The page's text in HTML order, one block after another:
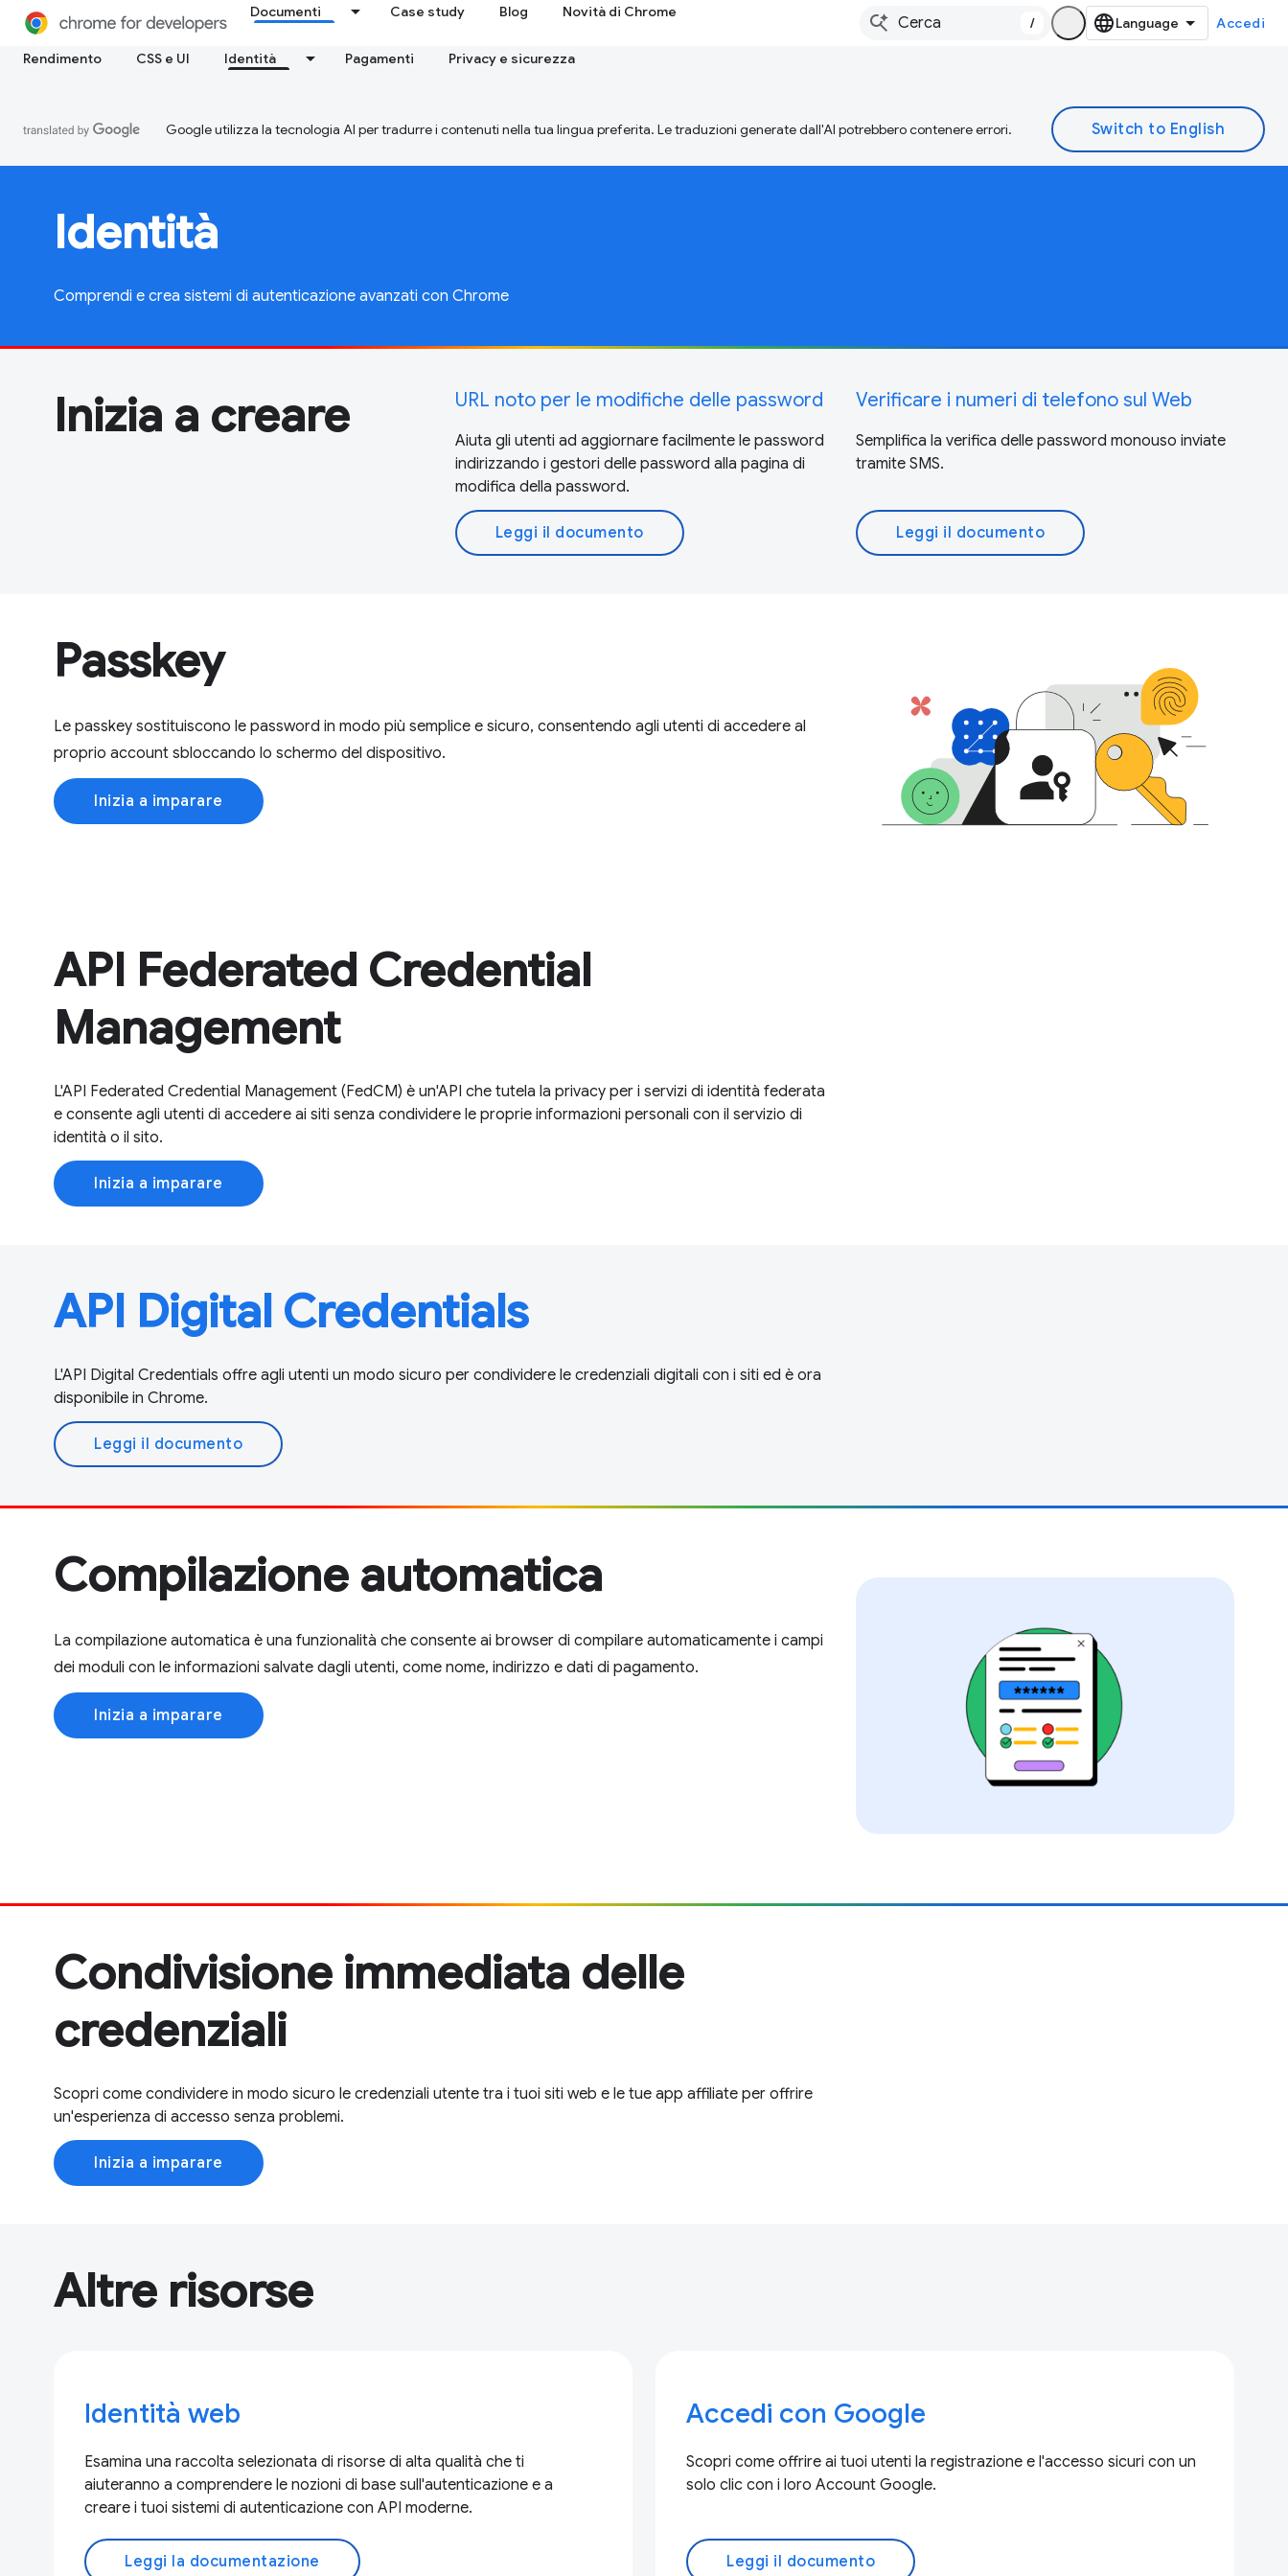
Documenti Case study Blog Novità di Chrome
/ Accedi
Rendimento CSS e UI Identità Pagamenti Privacy e sicurezza
Google utilizza la tecnologia AI per tradurre i contenuti nella tua lingua preferita. Le traduzioni generate dall'AI potrebbero contenere errori.
Identità
Comprendi e crea sistemi di autenticazione avanzati con Chrome
Inizia a creare URL noto per le modifiche delle password
Aiuta gli utenti ad aggiornare facilmente le password
indirizzando i gestori delle password alla pagina di
modifica della password.
Leggi il documento
Verificare i numeri di telefono sul Web
Semplifica la verifica delle password monouso inviate
tramite SMS.
Leggi il documento
Passkey
Le passkey sostituiscono le password in modo più semplice e sicuro, consentendo agli utenti di accedere al
proprio account sbloccando lo schermo del dispositivo.
Inizia a imparare
API Federated Credential
Management
L'API Federated Credential Management (FedCM) è un'API che tutela la privacy per i servizi di identità federata
e consente agli utenti di accedere ai siti senza condividere le proprie informazioni personali con il servizio di
identità o il sito.
Inizia a imparare
API Digital Credentials
L'API Digital Credentials offre agli utenti un modo sicuro per condividere le credenziali digitali con i siti ed è ora
disponibile in Chrome.
Leggi il documento
Compilazione automatica
La compilazione automatica è una funzionalità che consente ai browser di compilare automaticamente i campi
dei moduli con le informazioni salvate dagli utenti, come nome, indirizzo e dati di pagamento.
Inizia a imparare
Condivisione immediata delle
credenziali
Scopri come condividere in modo sicuro le credenziali utente tra i tuoi siti web e le tue app affiliate per offrire
un'esperienza di accesso senza problemi.
Inizia a imparare
Altre risorse
Identità web
Esamina una raccolta selezionata di risorse di alta qualità che ti
aiuteranno a comprendere le nozioni di base sull'autenticazione e a
creare i tuoi sistemi di autenticazione con API moderne.
Leggi la documentazione
Accedi con Google
Scopri come offrire ai tuoi utenti la registrazione e l'accesso sicuri con un
solo clic con i loro Account Google.
Leggi il documento